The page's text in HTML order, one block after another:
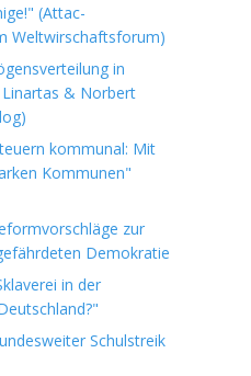
(Attac-
Weltwirschaftsforum)
in
& Norbert
kommunal: Mit
Kommunen"
zur
Demokratie
in der
Schulstreik